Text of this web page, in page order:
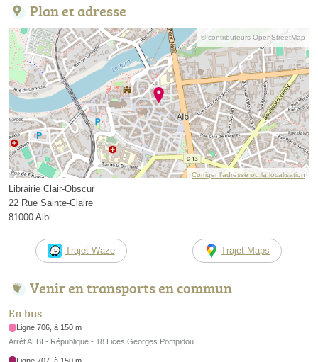
Plan et adresse
© contributeurs OpenStreetMap
Corriger l’adresse ou la localisation
Librairie Clair-Obscur
22 Rue Sainte-Claire
81000 Albi
Trajet Waze Trajet Maps
Venir en transports en commun
En bus
Ligne 706, à 150 m
Arrêt ALBI - République - 18 Lices Georges Pompidou